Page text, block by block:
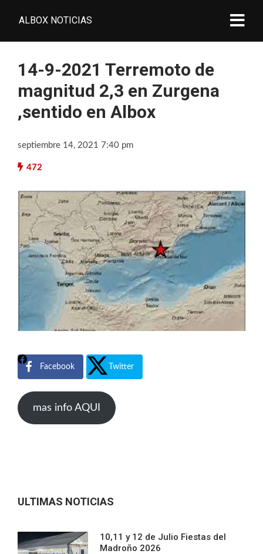
ALBOX NOTICIAS
14-9-2021 Terremoto de
magnitud 2,3 en Zurgena
,sentido en Albox
septiembre 14, 2021 7:40 pm
472
Facebook Twitter
mas info AQUI
ULTIMAS NOTICIAS
10,11 y 12 de Julio Fiestas del
Madroño 2026